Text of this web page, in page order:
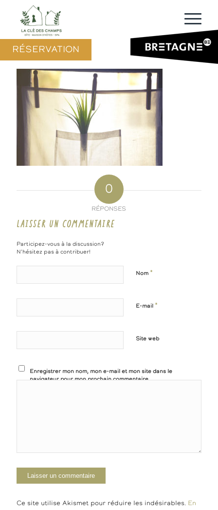
RÉSERVATION
0
RÉPONSES
LAISSER UN COMMENTAIRE
Participez-vous à la discussion?
N'hésitez pas à contribuer!
Nom *
E-mail *
Site web
Enregistrer mon nom, mon e-mail et mon site dans le
navigateur pour mon prochain commentaire.
Ce site utilise Akismet pour réduire les indésirables. En